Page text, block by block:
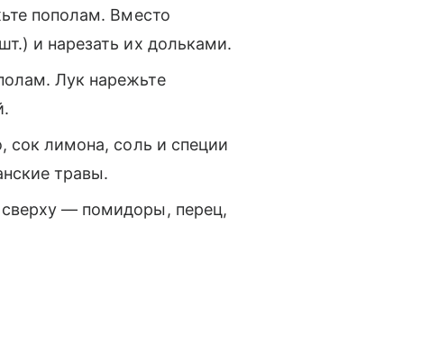
пополам. Вместо
и нарезать их дольками.
Лук нарежьте
сок лимона, соль и специи
травы.
— помидоры, перец,